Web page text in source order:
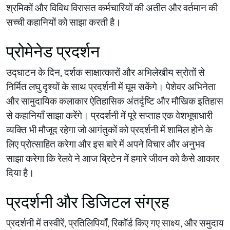
श्रमिकों और विविध विरासत कर्मचारियों की अतीत और वर्तमान की
सच्ची कहानियों को साझा करती है।
प्रोमेनेड प्रदर्शन
उद्घाटन के दिन, दर्शक साक्षात्कारों और अभिलेखीय स्रोतों से
निर्मित लघु दृश्यों के साथ प्रदर्शनी में घूम सकेंगे। पेशेवर अभिनेता
और सामुदायिक कलाकार ऐतिहासिक अंतर्दृष्टि और मौखिक इतिहास
से कहानियाँ साझा करेंगे। प्रदर्शनी में पूरे सप्ताह एक वेशभूषाधारी
व्यक्ति भी मौजूद रहेगा जो आगंतुकों को प्रदर्शनी में शामिल होने के
लिए प्रोत्साहित करेगा और इस बारे में अपने विचार और अनुभव
साझा करेगा कि रेलवे ने आज ब्रिटेन में हमारे जीवन को कैसे आकार
दिया है।
प्रदर्शनी और डिजिटल संग्रह
प्रदर्शनी में तस्वीरें, प्रतिलिपियाँ, रिकॉर्ड किए गए साक्ष्य, और समुदाय